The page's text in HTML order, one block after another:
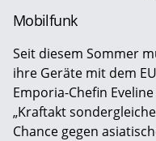
Mobilfunk
Seit diesem Sommer
ihre Geräte mit dem
Emporia-Chefin
„Kraftakt
Chance gegen